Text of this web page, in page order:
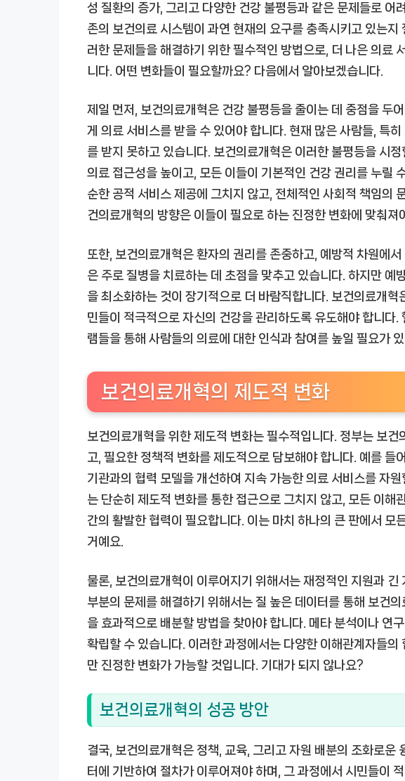
성 질환의 증가, 그리고 다양한 건강 불평등과 같은 문제들로 어
존의 보건의료 시스템이 과연 현재의 요구를 충족시키고 있는지
러한 문제들을 해결하기 위한 필수적인 방법으로, 더 나은 의료
니다. 어떤 변화들이 필요할까요? 다음에서 알아보겠습니다.
제일 먼저, 보건의료개혁은 건강 불평등을 줄이는 데 중점을 두
게 의료 서비스를 받을 수 있어야 합니다. 현재 많은 사람들, 특
를 받지 못하고 있습니다. 보건의료개혁은 이러한 불평등을 시
의료 접근성을 높이고, 모든 이들이 기본적인 건강 권리를 누릴
순한 공적 서비스 제공에 그치지 않고, 전체적인 사회적 책임의
건의료개혁의 방향은 이들이 필요로 하는 진정한 변화에 맞춰져
또한, 보건의료개혁은 환자의 권리를 존중하고, 예방적 차원에
은 주로 질병을 치료하는 데 초점을 맞추고 있습니다. 하지만 예
을 최소화하는 것이 장기적으로 더 바람직합니다. 보건의료개혁
민들이 적극적으로 자신의 건강을 관리하도록 유도해야 합니다.
램들을 통해 사람들의 의료에 대한 인식과 참여를 높일 필요가
보건의료개혁의 제도적 변화
보건의료개혁을 위한 제도적 변화는 필수적입니다. 정부는 보
고, 필요한 정책적 변화를 제도적으로 담보해야 합니다. 예를 들
기관과의 협력 모델을 개선하여 지속 가능한 의료 서비스를 자
는 단순히 제도적 변화를 통한 접근으로 그치지 않고, 모든 이해
간의 활발한 협력이 필요합니다. 이는 마치 하나의 큰 판에서 모
거예요.
물론, 보건의료개혁이 이루어지기 위해서는 재정적인 지원과 긴
부분의 문제를 해결하기 위해서는 질 높은 데이터를 통해 보건
을 효과적으로 배분할 방법을 찾아야 합니다. 메타 분석이나 연
확립할 수 있습니다. 이러한 과정에서는 다양한 이해관계자들
만 진정한 변화가 가능할 것입니다. 기대가 되지 않나요?
보건의료개혁의 성공 방안
결국, 보건의료개혁은 정책, 교육, 그리고 자원 배분의 조화로운
터에 기반하여 절차가 이루어져야 하며, 그 과정에서 시민들이